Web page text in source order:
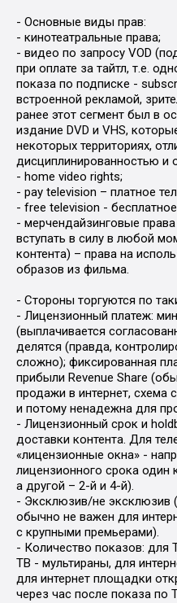
- Основные виды прав:
- кинотеатральные права;
- видео по запросу VOD
при оплате за тайтл, т.е.
показа по подписке -
встроенной рекламой,
ранее этот сегмент был в
издание DVD и VHS,
некоторых территориях,
дисциплинированностью и
- home video rights;
- pay television – платное
- free television -
- мерчендайзинговые
вступать в силу в любой
контента) – права на
образов из фильма.
- Стороны торгуются по
- Лицензионный платеж:
(выплачивается
делятся (правда,
сложно); фиксированная
прибыли Revenue Share
продажи в интернет, схема
и потому ненадежна для
- Лицензионный срок и
доставки контента. Для
«лицензионные окна» -
лицензионного срока один
а другой – 2-й и 4-й).
- Эксклюзив/не эксклюзив
обычно не важен для
с крупными премьерами).
- Количество показов: для
ТВ - мультираны, для
для интернет площадки
через час после показа по